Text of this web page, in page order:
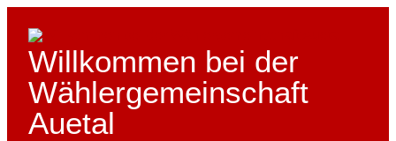
Skip
content
Willkommen bei der
Wählergemeinschaft
Auetal